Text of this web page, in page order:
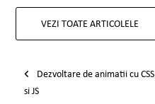
VEZI TOATE ARTICOLELE
Dezvoltare de animatii cu CSS
si JS